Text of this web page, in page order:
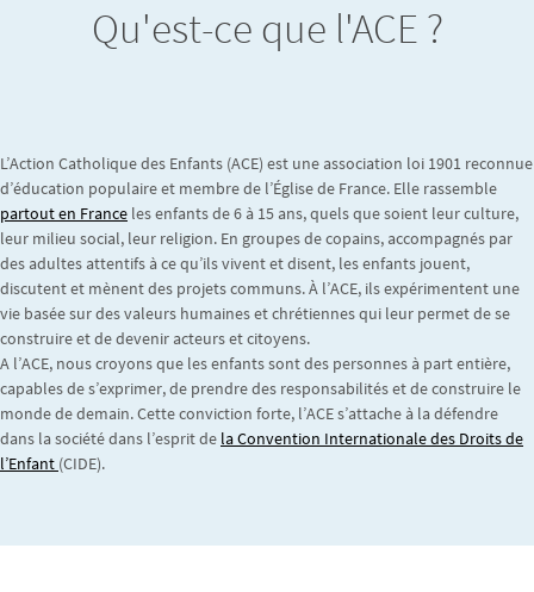
Qu'est-ce que l'ACE ?
L’Action Catholique des Enfants (ACE) est une association loi 1901 reconnue
d’éducation populaire et membre de l’Église de France. Elle rassemble
partout en France les enfants de 6 à 15 ans, quels que soient leur culture,
leur milieu social, leur religion. En groupes de copains, accompagnés par
des adultes attentifs à ce qu’ils vivent et disent, les enfants jouent,
discutent et mènent des projets communs. À l’ACE, ils expérimentent une
vie basée sur des valeurs humaines et chrétiennes qui leur permet de se
construire et de devenir acteurs et citoyens.
A l’ACE, nous croyons que les enfants sont des personnes à part entière,
capables de s’exprimer, de prendre des responsabilités et de construire le
monde de demain. Cette conviction forte, l’ACE s’attache à la défendre
dans la société dans l’esprit de la Convention Internationale des Droits de
l’Enfant (CIDE).